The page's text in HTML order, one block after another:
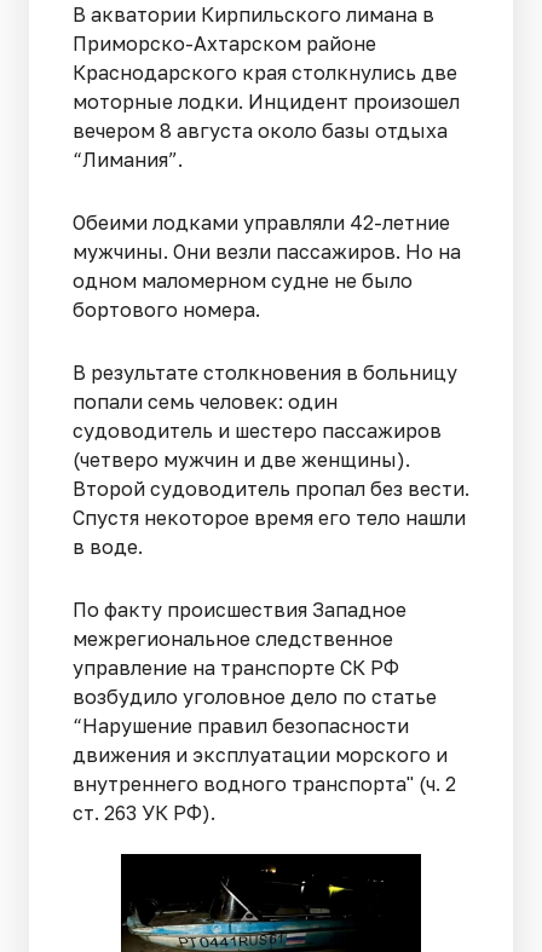
В акватории Кирпильского лимана в
Приморско-Ахтарском районе
Краснодарского края столкнулись две
моторные лодки. Инцидент произошел
вечером 8 августа около базы отдыха
“Лимания”.
Обеими лодками управляли 42-летние
мужчины. Они везли пассажиров. Но на
одном маломерном судне не было
бортового номера.
В результате столкновения в больницу
попали семь человек: один
судоводитель и шестеро пассажиров
(четверо мужчин и две женщины).
Второй судоводитель пропал без вести.
Спустя некоторое время его тело нашли
в воде.
По факту происшествия Западное
межрегиональное следственное
управление на транспорте СК РФ
возбудило уголовное дело по статье
“Нарушение правил безопасности
движения и эксплуатации морского и
внутреннего водного транспорта" (ч. 2
ст. 263 УК РФ).